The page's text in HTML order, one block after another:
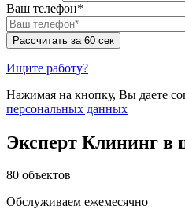
Ваш телефон*
Ищите работу?
Нажимая на кнопку, Вы даете
персональных данных
Эксперт Клининг в
80 объектов
Обслуживаем ежемесячно